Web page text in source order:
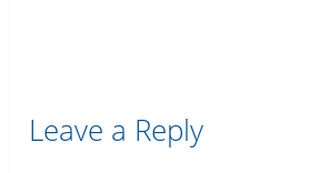
Leave a Reply